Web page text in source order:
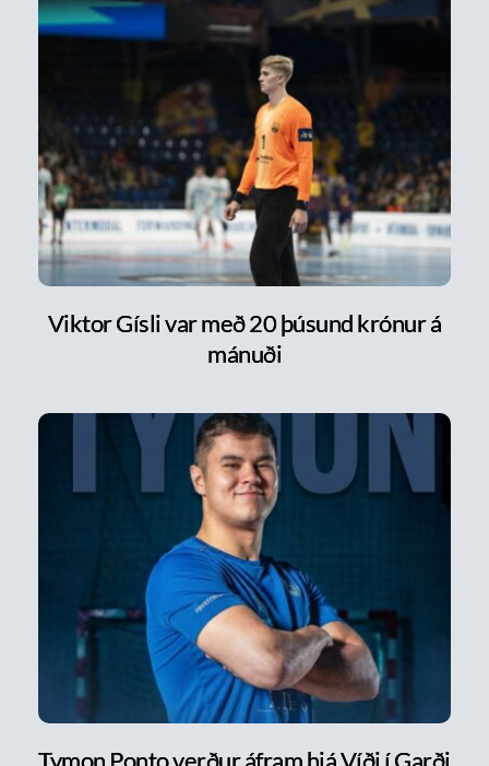
Viktor Gísli var með 20 þúsund krónur á
mánuði
Tymon Ponto verður áfram hjá Víði í Garði